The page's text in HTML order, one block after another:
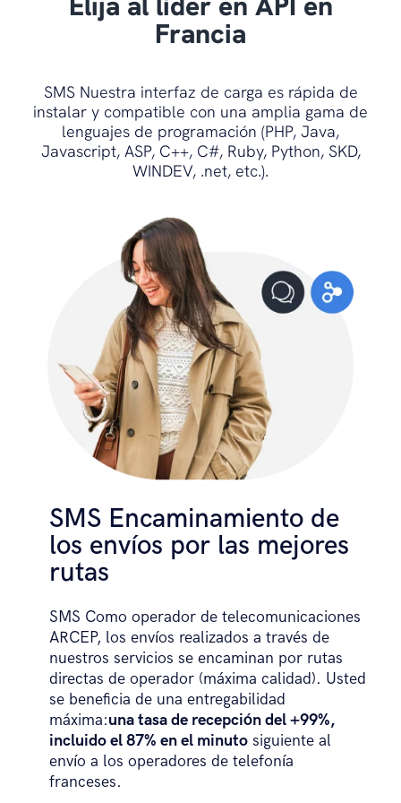
if
not r:
ERROR_API
# send SMS with POST method
(Batch)
def send_sms_batch(self ,
access_token , batch_file_path,
final_url = URL
PATH_SEND_SMS_BATCH
accessToken="
+ access_token +
"&stop=" + option_stop
not
path.isfile(batch_file_path
return ERROR_FILE
r = requests.post( final_url
files={ 'file':
open(batch_file_path,'rb'
not r
:
return
ERROR_API
.text
Francia
SMS Nuestra interfaz de carga es rápida de
instalar y compatible con una amplia gama de
lenguajes de programación (PHP, Java,
Javascript, ASP, C++, C#, Ruby, Python, SKD,
WINDEV, .net, etc.).
SMS Encaminamiento de
los envíos por las mejores
rutas
SMS Como operador de telecomunicaciones
ARCEP, los envíos realizados a través de
nuestros servicios se encaminan por rutas
directas de operador (máxima calidad). Usted
se beneficia de una entregabilidad
máxima:una tasa de recepción del +99%,
incluido el 87% en el minuto siguiente al
envío a los operadores de telefonía
franceses.